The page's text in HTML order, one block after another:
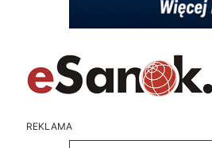
REKLAMA